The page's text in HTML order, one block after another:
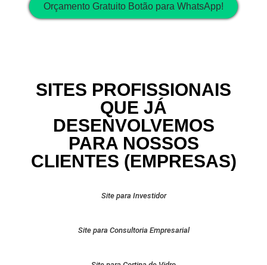
Orçamento Gratuito Botão para WhatsApp!
SITES PROFISSIONAIS
QUE JÁ
DESENVOLVEMOS
PARA NOSSOS
CLIENTES (EMPRESAS)
Site para Investidor
Site para Consultoria Empresarial